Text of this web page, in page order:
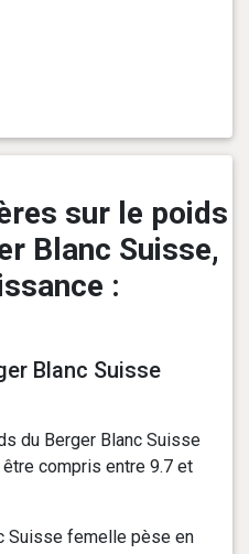
sur le poids
Blanc Suisse,
:
Blanc Suisse
du Berger Blanc Suisse
compris entre 9.7 et
Suisse femelle pèse en